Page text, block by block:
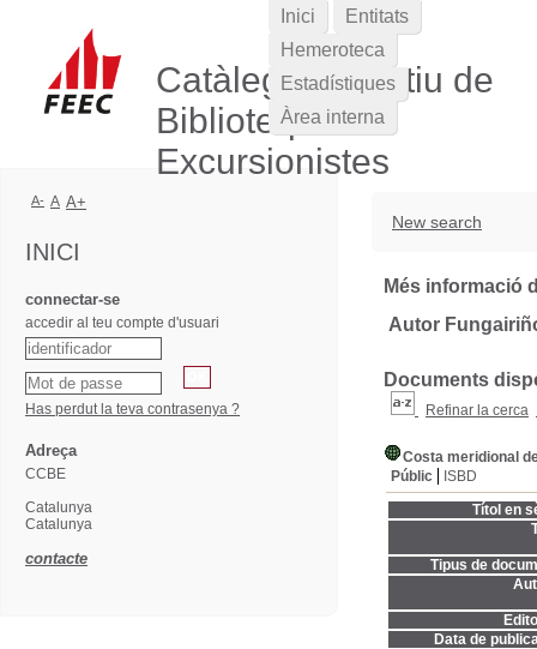
Catàleg Col·lectiu de
Biblioteques
Excursionistes
New search
Més informació
Autor
Documents
Refinar la cerca
Costa meridional
Públic
ISBD
Títol en
Tipus de
Data de
Inici
Entitats
Hemeroteca
Estadístiques
Àrea interna
A- A A+
INICI
connectar-se
accedir al teu compte d'usuari
Has perdut la teva contrasenya ?
Adreça
CCBE
Catalunya
Catalunya
contacte